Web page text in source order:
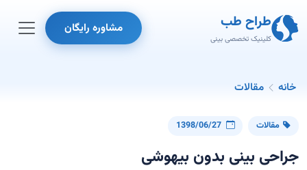
طراح طب
کلینیک تخصصی بینی
مشاوره رایگان
خانه مقالات
مقالات 1398/06/27
جراحی بینی بدون بیهوشی